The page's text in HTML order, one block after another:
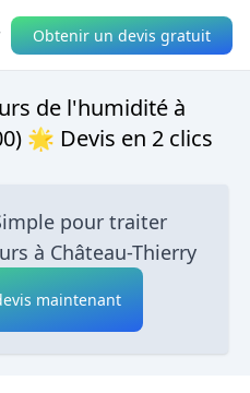
Obtenir un devis gratuit
de l'humidité à
🌟 Devis en 2 clics
pour traiter
à Château-Thierry
maintenant